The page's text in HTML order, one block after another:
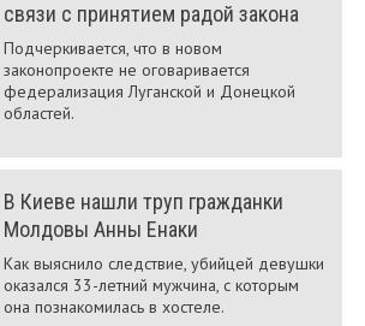
связи с принятием радой закона
Подчеркивается, что в новом
законопроекте не оговаривается
федерализация Луганской и Донецкой
областей.
В Киеве нашли труп гражданки
Молдовы Анны Енаки
Как выяснило следствие, убийцей девушки
оказался 33-летний мужчина, с которым
она познакомилась в хостеле.